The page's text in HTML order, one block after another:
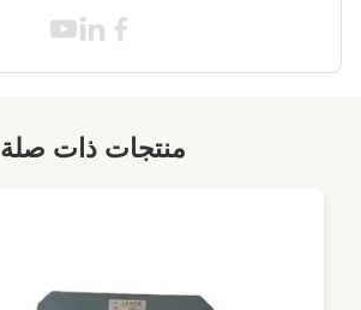
منتجات ذات صلة